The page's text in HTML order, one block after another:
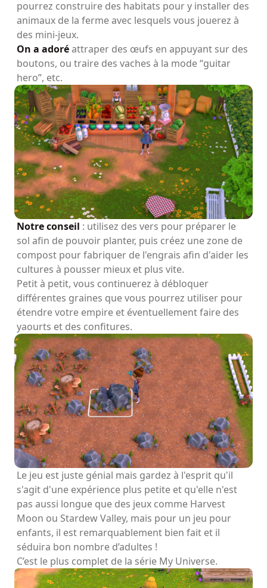
pourrez construire des habitats pour y installer des
animaux de la ferme avec lesquels vous jouerez à
des mini-jeux.
On a adoréattraper des œufs en appuyant sur des
boutons, ou traire des vaches à la mode “guitar
hero”, etc.
Notre conseil : utilisez des vers pour préparer le
sol afin de pouvoir planter, puis créez une zone de
compost pour fabriquer de l'engrais afin d'aider les
cultures à pousser mieux et plus vite.
Petit à petit, vous continuerez à débloquer
différentes graines que vous pourrez utiliser pour
étendre votre empire et éventuellement faire des
yaourts et des confitures.
Le jeu est juste génial mais gardez à l'esprit qu'il
s'agit d'une expérience plus petite et qu'elle n'est
pas aussi longue que des jeux comme Harvest
Moon ou Stardew Valley, mais pour un jeu pour
enfants, il est remarquablement bien fait et il
séduira bon nombre d’adultes !
C’est le plus complet de la série My Universe.